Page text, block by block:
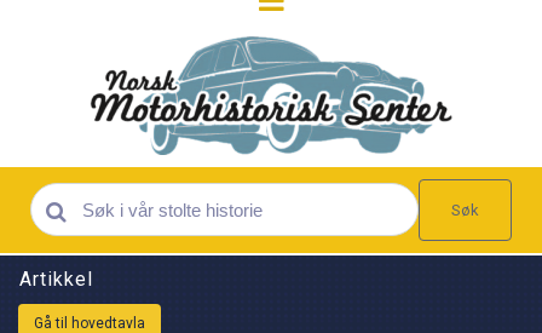
Søk
Artikkel
Gå til hovedtavla